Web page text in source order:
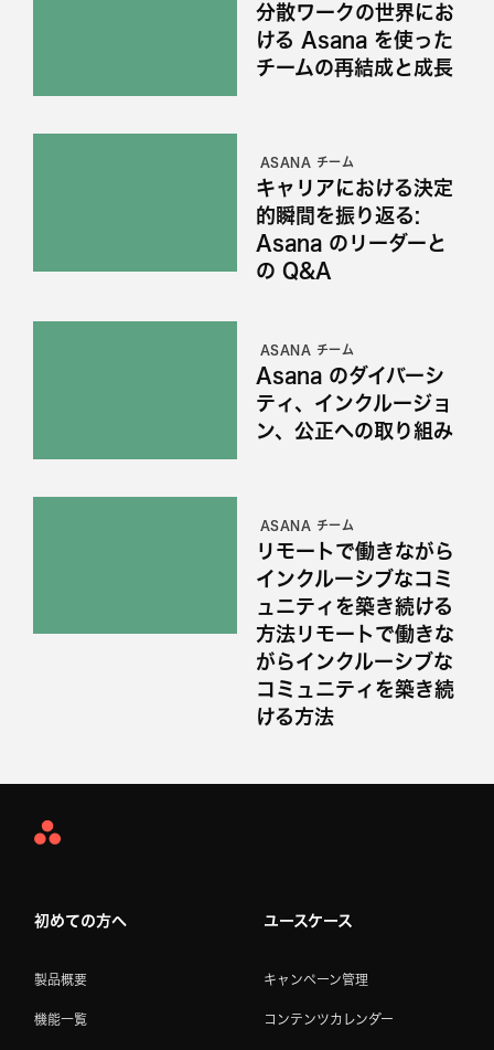
分散ワークの世界にお
ける Asana を使った
チームの再結成と成長
ASANA チーム
キャリアにおける決定
的瞬間を振り返る:
Asana のリーダーと
の Q&A
ASANA チーム
Asana のダイバーシ
ティ、インクルージョ
ン、公正への取り組み
ASANA チーム
リモートで働きながら
インクルーシブなコミ
ュニティを築き続ける
方法リモートで働きな
がらインクルーシブな
コミュニティを築き続
ける方法
Asana
初めての方へ
製品概要
機能一覧
ユースケース
キャンペーン管理
コンテンツカレンダー